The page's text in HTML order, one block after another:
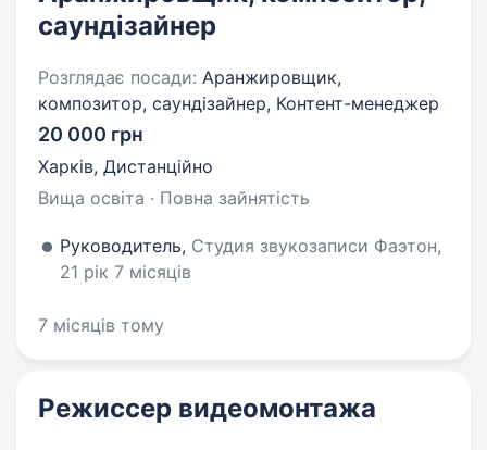
саундізайнер
Розглядає посади: Аранжировщик,
композитор, саундізайнер, Контент-менеджер
20 000 грн
Харків, Дистанційно
Вища освіта · Повна зайнятість
Руководитель, Студия звукозаписи Фаэтон,
21 рік 7 місяців
7 місяців тому
Режиссер видеомонтажа